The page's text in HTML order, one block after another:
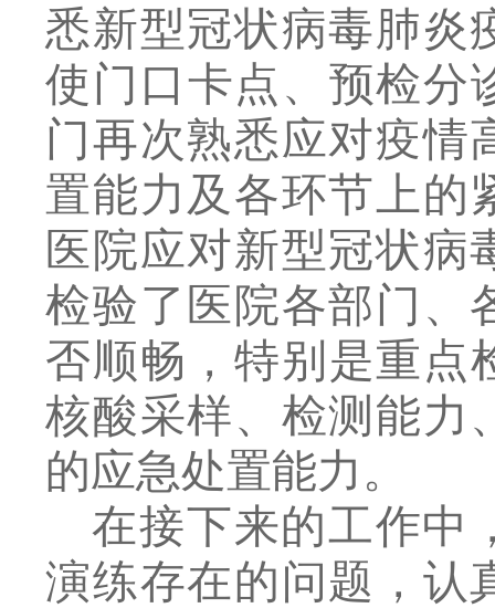
悉新型冠状病毒肺炎
使门口卡点、预检分
门再次熟悉应对疫情
置能力 及各环节上的
医院应对新型冠状病
检验了医院各部门、
否顺畅 ，特别是重点
核酸采样、检测能力
的应急处置能力。
在接下来的工作中
演练存在的问题，认